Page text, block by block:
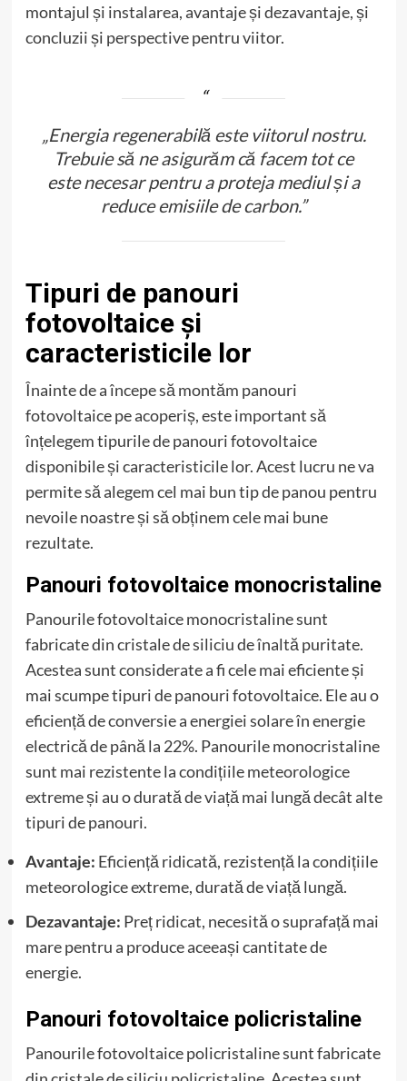
montajul și instalarea, avantaje și dezavantaje, și
concluzii și perspective pentru viitor.
„Energia regenerabilă este viitorul nostru.
Trebuie să ne asigurăm că facem tot ce
este necesar pentru a proteja mediul și a
reduce emisiile de carbon.”
Tipuri de panouri
fotovoltaice și
caracteristicile lor
Înainte de a începe să montăm panouri
fotovoltaice pe acoperiș, este important să
înțelegem tipurile de panouri fotovoltaice
disponibile și caracteristicile lor. Acest lucru ne va
permite să alegem cel mai bun tip de panou pentru
nevoile noastre și să obținem cele mai bune
rezultate.
Panouri fotovoltaice monocristaline
Panourile fotovoltaice monocristaline sunt
fabricate din cristale de siliciu de înaltă puritate.
Acestea sunt considerate a fi cele mai eficiente și
mai scumpe tipuri de panouri fotovoltaice. Ele au o
eficiență de conversie a energiei solare în energie
electrică de până la 22%. Panourile monocristaline
sunt mai rezistente la condițiile meteorologice
extreme și au o durată de viață mai lungă decât alte
tipuri de panouri.
Avantaje: Eficiență ridicată, rezistență la condițiile
meteorologice extreme, durată de viață lungă.
Dezavantaje: Preț ridicat, necesită o suprafață mai
mare pentru a produce aceeași cantitate de
energie.
Panouri fotovoltaice policristaline
Panourile fotovoltaice policristaline sunt fabricate